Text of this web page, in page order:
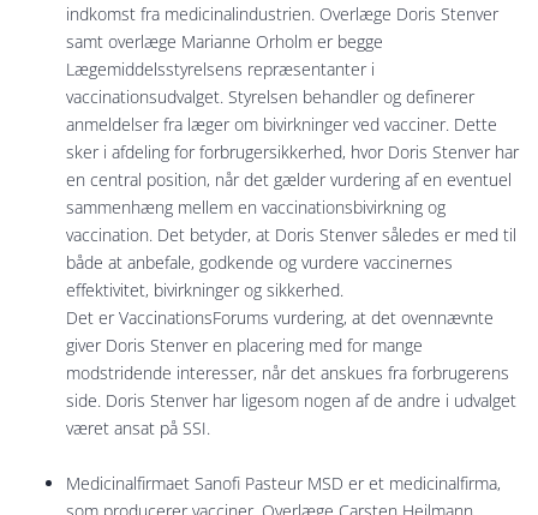
indkomst fra medicinalindustrien. Overlæge Doris Stenver
samt overlæge Marianne Orholm er begge
Lægemiddelsstyrelsens repræsentanter i
vaccinationsudvalget. Styrelsen behandler og definerer
anmeldelser fra læger om bivirkninger ved vacciner. Dette
sker i afdeling for forbrugersikkerhed, hvor Doris Stenver har
en central position, når det gælder vurdering af en eventuel
sammenhæng mellem en vaccinationsbivirkning og
vaccination. Det betyder, at Doris Stenver således er med til
både at anbefale, godkende og vurdere vaccinernes
effektivitet, bivirkninger og sikkerhed.
Det er VaccinationsForums vurdering, at det ovennævnte
giver Doris Stenver en placering med for mange
modstridende interesser, når det anskues fra forbrugerens
side. Doris Stenver har ligesom nogen af de andre i udvalget
været ansat på SSI.
Medicinalfirmaet Sanofi Pasteur MSD er et medicinalfirma,